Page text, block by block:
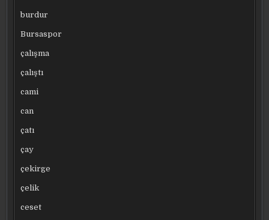
burdur
Bursaspor
çalışma
çalıştı
cami
can
çatı
çay
çekirge
çelik
ceset